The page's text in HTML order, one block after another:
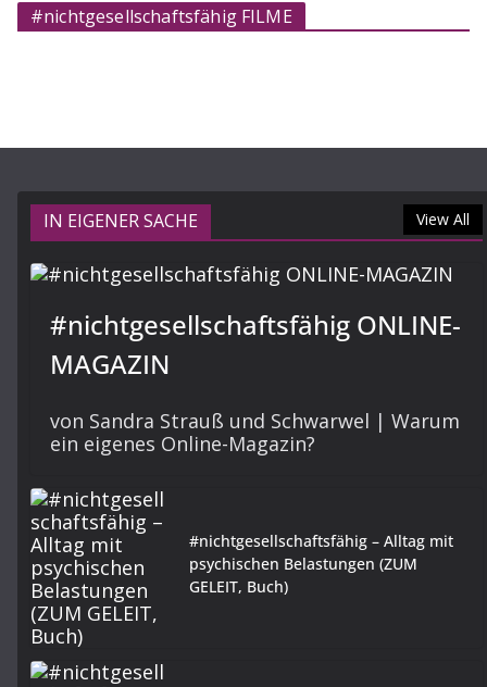
#nichtgesellschaftsfähig FILME
IN EIGENER SACHE View All
#nichtgesellschaftsfähig ONLINE-
MAGAZIN
von Sandra Strauß und Schwarwel | Warum
ein eigenes Online-Magazin?
#nichtgesellschaftsfähig – Alltag mit
psychischen Belastungen (ZUM
GELEIT, Buch)